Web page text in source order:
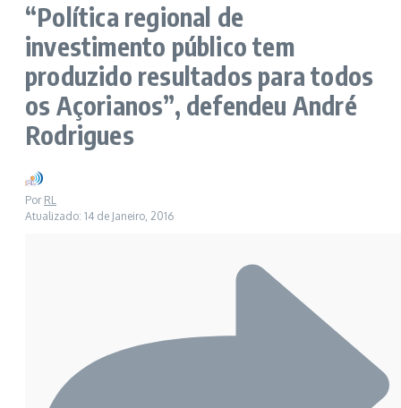
“Política regional de
investimento público tem
produzido resultados para todos
os Açorianos”, defendeu André
Rodrigues
Por RL
Atualizado: 14 de Janeiro, 2016